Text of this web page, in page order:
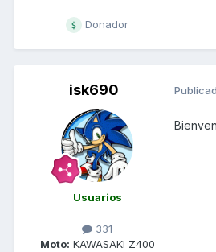
Donador
isk690
Usuarios
331
Moto: KAWASAKI Z400